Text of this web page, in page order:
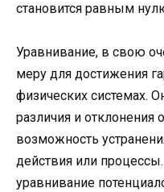
становится равным
Уравнивание, в свою
меру для достижения
физических системах.
различия и отклонения
возможность
действия или
уравнивание